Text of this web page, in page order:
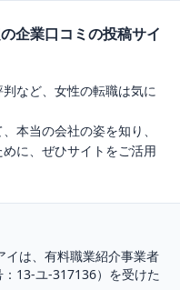
企業口コミの投稿サイ
など、女性の転職は気に
本当の会社の姿を知り、
に、ぜひサイトをご活用
は、 有料職業紹介事業者
：13-ユ-317136）を受けた